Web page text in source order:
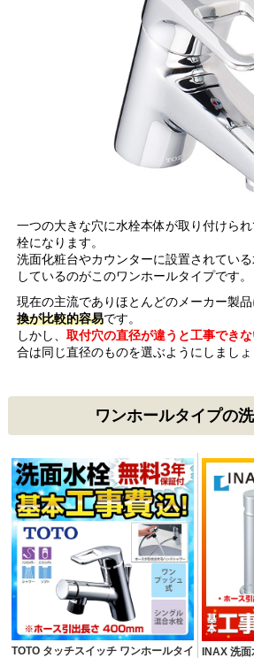
一つの大きな穴に水栓本体が取り付けら
栓になります。
洗面化粧台やカウンターに設置されてい
しているのがこのワンホールタイプです。
現在の主流でありほとんどのメーカー製品
換が比較的容易です。
しかし、 取付穴の直径が違うと工事でき
合は同じ直径のものを選ぶようにしましょ
ワンホールタイプの
TOTO タッチスイッチ ワンホールタイ
INAX 洗面